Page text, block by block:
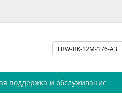
поддержка и обслуживание